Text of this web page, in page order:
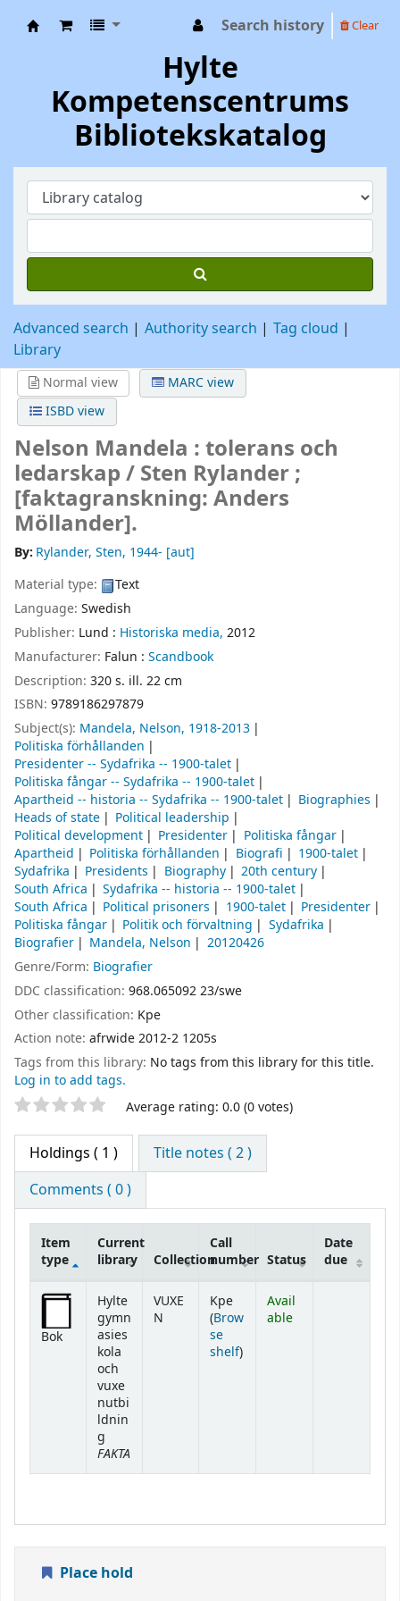
Search history Clear
Hylte
Kompetenscentrums
Bibliotekskatalog
Advanced search Authority search
Tag cloud
Library
Normal view
MARC view
ISBD view
Nelson Mandela : tolerans och
ledarskap /Sten Rylander ;
[faktagranskning: Anders
Möllander].
By: Rylander, Sten, 1944- [aut]
Material type:
Text
Language: Swedish
Publisher: Lund : Historiska media, 2012
Manufacturer: Falun : Scandbook
Description: 320 s. ill. 22 cm
ISBN: 9789186297879
Subject(s): Mandela, Nelson, 1918-2013
Politiska förhållanden
Presidenter -- Sydafrika -- 1900-talet
Politiska fångar -- Sydafrika -- 1900-talet
Apartheid -- historia -- Sydafrika -- 1900-talet
Biographies
Heads of state
Political leadership
Political development
Presidenter
Politiska fångar
Apartheid
Politiska förhållanden Biografi
1900-talet
Sydafrika
Presidents Biography
20th century
South Africa
Sydafrika -- historia -- 1900-talet
South Africa
Political prisoners 1900-talet
Presidenter
Politiska fångar
Politik och förvaltning
Sydafrika
Biografier
Mandela, Nelson
20120426
Genre/Form: Biografier
DDC classification: 968.065092 23/swe
Other classification: Kpe
Action note: afrwide 2012-2 1205s
Tags from this library: No tags from this library for this title.
Log in to add tags.
Star ratings Average rating: 0.0 (0 votes)
Holdings ( 1 )
Title notes ( 2 )
Comments ( 0 )
Holdings
Item
type
Current
library
Collection
Call
number Status
Date
due
Bok
Hylte
gymn
asies
kola
och
vuxe
nutbi
ldnin
g
FAKTA
VUXE
N
Kpe
(Brow
se
shelf(Opens below)
)
Avail
able
Place hold